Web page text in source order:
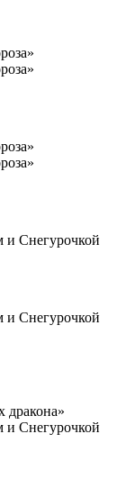
и Снегурочкой
и Снегурочкой
дракона»
и Снегурочкой